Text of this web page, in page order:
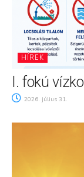
HÍREK
I. fokú
2026. július 31.